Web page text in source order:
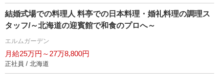
結婚式場での料理人 料亭での日本料理・婚礼料理の調理ス
タッフ/～北海道の迎賓館で和食のプロへ～
エルムガーデン
月給25万円～27万8,800円
正社員 / 北海道